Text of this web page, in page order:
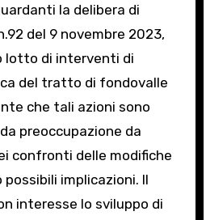
la delibera di
del 9 novembre 2023,
lotto di interventi di
del tratto di fondovalle
che tali azioni sono
preoccupazione da
confronti delle modifiche
implicazioni. Il
interesse lo sviluppo di